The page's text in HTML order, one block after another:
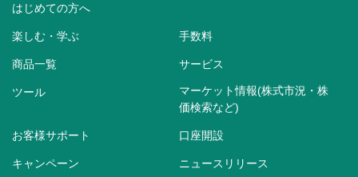
はじめての方へ
楽しむ・学ぶ 手数料
商品一覧 サービス
ツール
マーケット情報(株式市況・株
価検索など)
お客様サポート 口座開設
キャンペーン ニュースリリース